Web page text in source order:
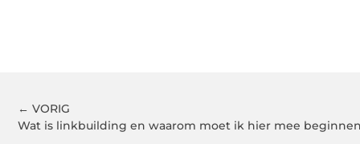
← VORIG
Wat is linkbuilding en waarom moet ik hier mee